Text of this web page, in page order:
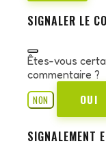
SIGNALER LE
Êtes-vous
commentaire ?
NON
OUI
SIGNALEMENT